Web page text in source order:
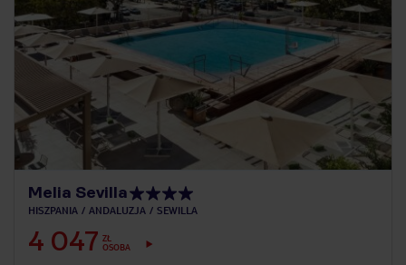
Melia Sevilla
HISZPANIA ANDALUZJA SEWILLA
4 047 ZŁ
OSOBA